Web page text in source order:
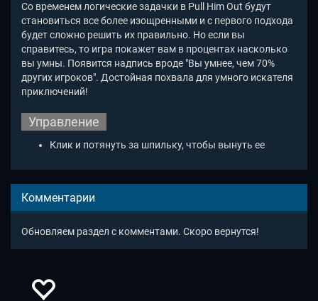
Со временем логические задачки в Pull Him Out будут
становиться все более изощренными и с первого подхода
будет сложно решить их правильно. Но если вы
справитесь, то игра покажет вам в процентах насколько
вы умны. Появится надпись вроде "Вы умнее, чем 70%
других игроков". Достойная похвала для умного искателя
приключений!
Управление
Клик и потянуть за шпильку, чтобы вынуть ее
Комментарии
Обновляем раздел с комментами. Скоро вернутся!